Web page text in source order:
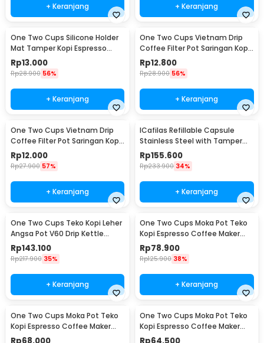
+ Keranjang + Keranjang
One Two Cups Silicone Holder
Mat Tamper Kopi Espresso
Barista - 0310
Rp13.000
Rp28.900 56%
+ Keranjang
One Two Cups Vietnam Drip
Coffee Filter Pot Saringan Kopi
124ml 7Q - LC1
Rp12.800
Rp28.900 56%
+ Keranjang
One Two Cups Vietnam Drip
Coffee Filter Pot Saringan Kopi
114ml 6Q - LC1
Rp12.000
Rp27.900 57%
+ Keranjang
ICafilas Refillable Capsule
Stainless Steel with Tamper
for Nespresso - F456
Rp155.600
Rp233.900 34%
+ Keranjang
One Two Cups Teko Kopi Leher
Angsa Pot V60 Drip Kettle
960ml - RF-15
Rp143.100
Rp217.900 35%
+ Keranjang
One Two Cups Moka Pot Teko
Kopi Espresso Coffee Maker
Stovetop 6 Cup 300ml - Z21
Rp78.900
Rp125.900 38%
+ Keranjang
One Two Cups Moka Pot Teko
Kopi Espresso Coffee Maker
Stovetop 4 Cup 200ml - Z21
One Two Cups Moka Pot Teko
Kopi Espresso Coffee Maker
Stovetop 2 Cup 100ml - Z21